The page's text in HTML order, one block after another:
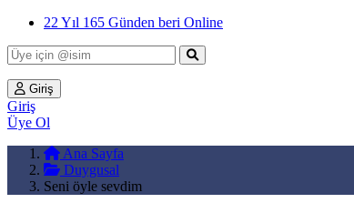
22 Yıl 165 Günden beri Online
Giriş
Giriş
Üye Ol
Ana Sayfa
Duygusal
Seni öyle sevdim